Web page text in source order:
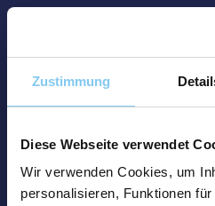
Zustimmung
Diese Webseite verwendet
Wir verwenden Cookies, um
personalisieren, Funktionen